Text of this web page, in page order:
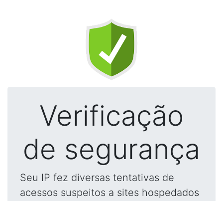
Verificação
de segurança
Seu IP fez diversas tentativas de
acessos suspeitos a sites hospedados